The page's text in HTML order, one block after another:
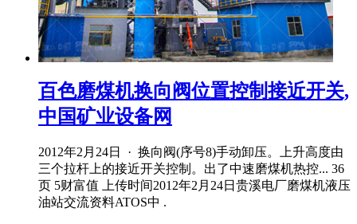
百色磨煤机换向阀位置控制接近开关,
中国矿业设备网
2012年2月24日 · 换向阀(序号8)手动卸压。上升高度由
三个拉杆上的接近开关控制。出了中速磨煤机热控... 36
页 5财富值 上传时间2012年2月24日贵溪电厂磨煤机液压
油站交流资料ATOS中 .